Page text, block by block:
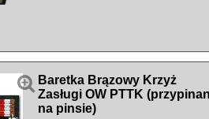
 Baretka Brązowy Krzyż
Zasługi OW PTTK
na pinsie)